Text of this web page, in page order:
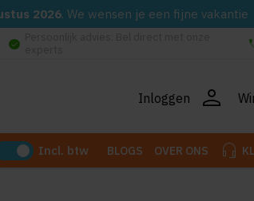
2026. We wensen je een fijne vakantie
check_circle
Inloggen person
Incl. btw BLOGS OVER ONS headset_mic